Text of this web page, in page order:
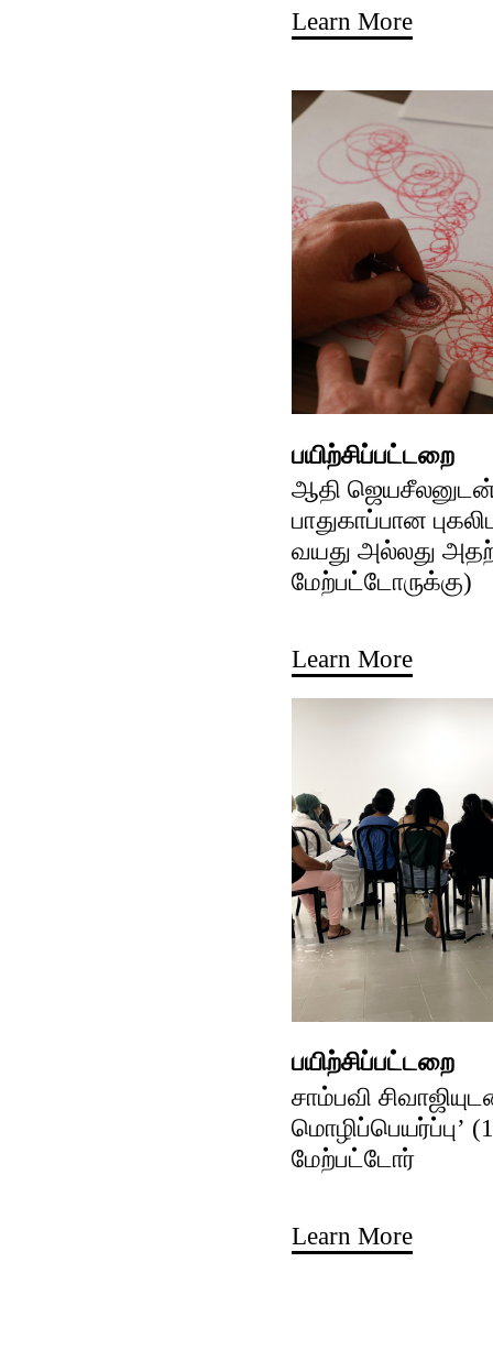
Learn More
பயிற்சிப்பட்டறை
ஆதி
பாதுகாப்பான
வயது அல்லது
மேற்பட்டோருக்கு)
Learn More
பயிற்சிப்பட்டறை
சாம்பவி
மொழிப்பெயர்ப்பு’
மேற்பட்டோர்
Learn More